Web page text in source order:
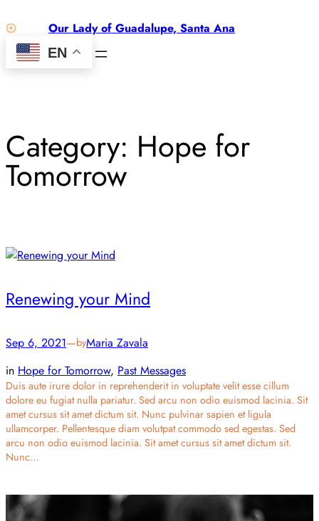
to
content
Our Lady of Guadalupe, Santa Ana
EN
Category: Hope for
Tomorrow
Renewing your Mind
Sep 6, 2021—byMaria Zavala
in Hope for Tomorrow, Past Messages
Duis aute irure dolor in reprehenderit in voluptate velit esse cillum
dolore eu fugiat nulla pariatur. Sed arcu non odio euismod lacinia. Sit
amet cursus sit amet dictum sit. Nunc pulvinar sapien et ligula
ullamcorper. Pellentesque diam volutpat commodo sed egestas. Sed
arcu non odio euismod lacinia. Sit amet cursus sit amet dictum sit.
Nunc…